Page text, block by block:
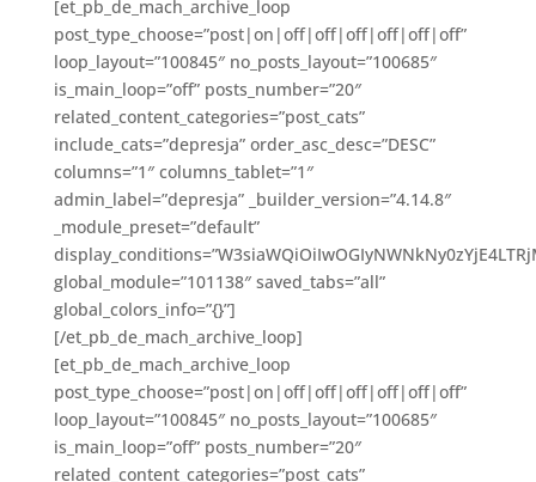
[et_pb_de_mach_archive_loop
post_type_choose=”post|on|off|off|off|off|off|off”
loop_layout=”100845″ no_posts_layout=”100685″
is_main_loop=”off” posts_number=”20″
related_content_categories=”post_cats”
include_cats=”depresja” order_asc_desc=”DESC”
columns=”1″ columns_tablet=”1″
admin_label=”depresja” _builder_version=”4.14.8″
_module_preset=”default”
global_module=”101138″ saved_tabs=”all”
global_colors_info=”{}”]
[/et_pb_de_mach_archive_loop]
[et_pb_de_mach_archive_loop
post_type_choose=”post|on|off|off|off|off|off|off”
loop_layout=”100845″ no_posts_layout=”100685″
is_main_loop=”off” posts_number=”20″
related_content_categories=”post_cats”